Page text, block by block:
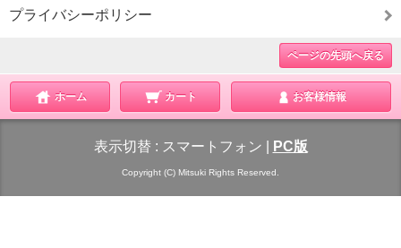
プライバシーポリシー
ページの先頭へ戻る
ホーム カート お客様情報
表示切替 : スマートフォン PC版
Copyright (C) Mitsuki Rights Reserved.